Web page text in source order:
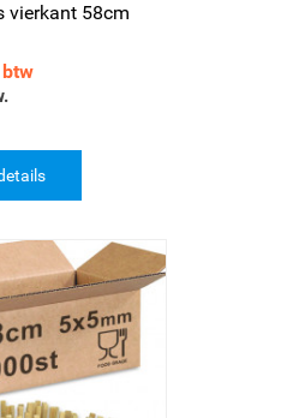
vierkant 58cm